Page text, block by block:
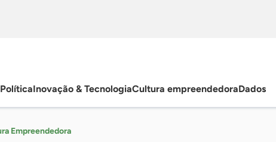
Inovação & TecnologiaCultura empreendedoraDados
Empreendedora